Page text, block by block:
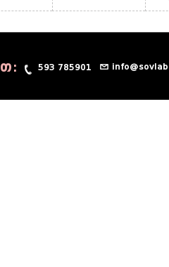
593 785901